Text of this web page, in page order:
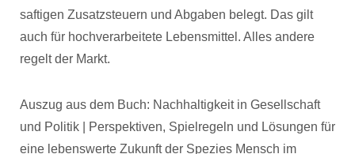
saftigen Zusatzsteuern und Abgaben belegt. Das gilt
auch für hochverarbeitete Lebensmittel. Alles andere
regelt der Markt.
Auszug aus dem Buch: Nachhaltigkeit in Gesellschaft
und Politik | Perspektiven, Spielregeln und Lösungen für
eine lebenswerte Zukunft der Spezies Mensch im